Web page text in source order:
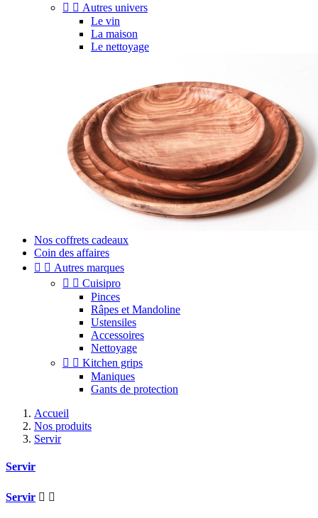
  Autres univers
Le vin
La maison
Le nettoyage
Nos coffrets cadeaux
Coin des affaires
  Autres marques
  Cuisipro
Pinces
Râpes et Mandoline
Ustensiles
Accessoires
Nettoyage
  Kitchen grips
Maniques
Gants de protection
Accueil
Nos produits
Servir
Servir
Servir  